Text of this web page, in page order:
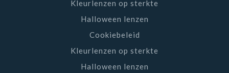
Kleurlenzen op sterkte
Halloween lenzen
Cookiebeleid
Kleurlenzen op sterkte
Halloween lenzen